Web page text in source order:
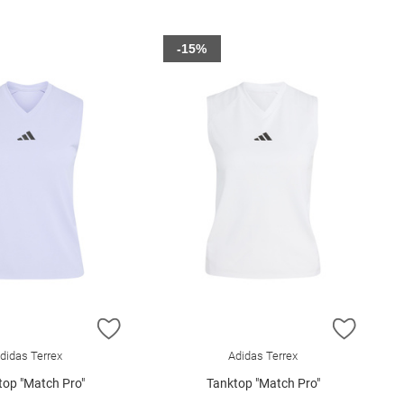
HINZUFÜGEN
Terrex
"Match Pro"
ZUR
Adidas Terrex
Tanktop "Match Pro"
-15%